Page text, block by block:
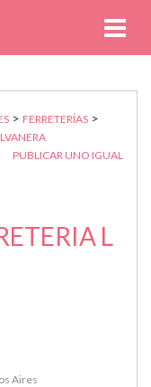
> FERRETERÍAS >
PUBLICAR UNO IGUAL
L
Aires